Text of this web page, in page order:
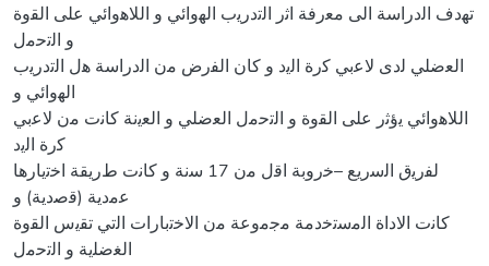
ﺗﻬﺩﻑ ﺍﻟﺩﺭﺍﺳﺔ ﺍﻟﻰ ﻣﻌﺭﻓﺔ ﺍﺛﺭ ﺍﻟﺗﺩﺭﻳﺏ ﺍﻟﻬﻭﺍﺋﻲ ﻭ ﺍﻟﻼﻫﻭﺍﺋﻲ ﻋﻠﻰ ﺍﻟﻘﻭﺓ
ﻭ ﺍﻟﺗﺣﻣﻝ
ﺍﻟﻌﺿﻠﻲ ﻟﺩﻯ ﻻﻋﺑﻲ ﻛﺭﺓ ﺍﻟﻳﺩ ﻭ ﻛﺎﻥ ﺍﻟﻔﺭﺽ ﻣﻥ ﺍﻟﺩﺭﺍﺳﺔ ﻫﻝ ﺍﻟﺗﺩﺭﻳﺏ
ﺍﻟﻬﻭﺍﺋﻲ ﻭ
ﺍﻟﻼﻫﻭﺍﺋﻲ ﻳﺅﺛﺭ ﻋﻠﻰ ﺍﻟﻘﻭﺓ ﻭ ﺍﻟﺗﺣﻣﻝ ﺍﻟﻌﺿﻠﻲ ﻭ ﺍﻟﻌﻳﻧﺔ ﻛﺎﻧﺕ ﻣﻥ ﻻﻋﺑﻲ
ﻛﺭﺓ ﺍﻟﻳﺩ
ﻟﻔﺭﻳﻕ ﺍﻟﺳﺭﻳﻊ –ﺧﺭﻭﺑﺔ­ ﺍﻗﻝ ﻣﻥ 17 ﺳﻧﺔ ﻭ ﻛﺎﻧﺕ ﻁﺭﻳﻘﺔ ﺍﺧﺗﻳﺎﺭﻫﺎ
ﻋﻣﺩﻳﺔ (ﻗﺻﺩﻳﺔ) ﻭ
ﻛﺎﻧﺕ ﺍﻻﺩﺍﺓ ﺍﻟﻣﺳﺗﺧﺩﻣﺔ ﻣﺟﻣﻭﻋﺔ ﻣﻥ ﺍﻻﺧﺗﺑﺎﺭﺍﺕ ﺍﻟﺗﻲ ﺗﻘﻳﺱ ﺍﻟﻘﻭﺓ
ﺍﻟﻐﺿﻠﻳﺔ ﻭ ﺍﻟﺗﺣﻣﻝ